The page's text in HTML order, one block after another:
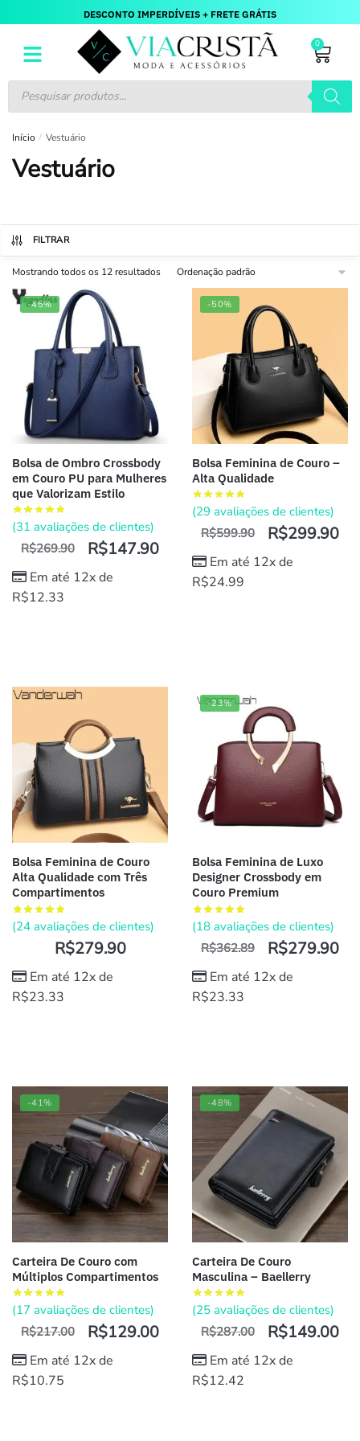
DESCONTO IMPERDÍVEIS + FRETE GRÁTIS
0
Início / Vestuário
Vestuário
FILTRAR
Mostrando todos os 12 resultados
-45%
Bolsa de Ombro Crossbody
em Couro PU para Mulheres
que Valorizam Estilo
(31 avaliações de clientes)
R$269.90 R$147.90
Em até 12x de
R$12.33
-50%
Bolsa Feminina de Couro –
Alta Qualidade
(29 avaliações de clientes)
R$599.90 R$299.90
Em até 12x de
R$24.99
Bolsa Feminina de Couro
Alta Qualidade com Três
Compartimentos
(24 avaliações de clientes)
R$279.90
Em até 12x de
R$23.33
-23%
Bolsa Feminina de Luxo
Designer Crossbody em
Couro Premium
(18 avaliações de clientes)
R$362.89 R$279.90
Em até 12x de
R$23.33
-41%
Carteira De Couro com
Múltiplos Compartimentos
(17 avaliações de clientes)
R$217.00 R$129.00
Em até 12x de
R$10.75
-48%
Carteira De Couro
Masculina – Baellerry
(25 avaliações de clientes)
R$287.00 R$149.00
Em até 12x de
R$12.42